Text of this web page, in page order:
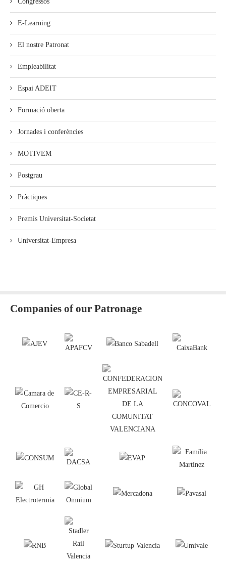
E-Learning
El nostre Patronat
Empleabilitat
Espai ADEIT
Formació oberta
Jornades i conferències
MOTIVEM
Postgrau
Pràctiques
Premis Universitat-Societat
Universitat-Empresa
Companies of our Patronage